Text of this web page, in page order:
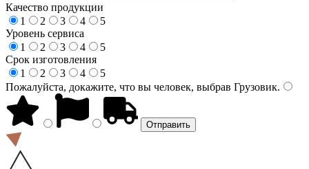
Качество продукции
1
2 3 4
5
Уровень сервиса
1
2 3 4
5
Срок изготовления
1
2 3 4
5
Пожалуйста, докажите, что вы человек, выбрав Грузовик.